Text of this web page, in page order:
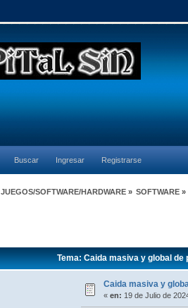
Buscar Ingresar Registrarse
JUEGOS/SOFTWARE/HARDWARE» SOFTWARE»
Tema: Caida masiva y global de
Caida masiva y
« en: 19 de Julio de